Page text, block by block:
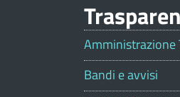
Amministrazione
Bandi e avvisi